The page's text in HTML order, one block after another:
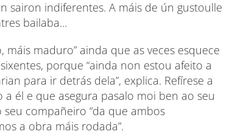
indiferentes. A máis de ún gustoulle
bailaba...
maduro” ainda que as veces esquece
porque “ainda non estou afeito a
para ir detrás dela”, explica. Refírese a
él e que asegura pasalo moi ben ao seu
compañeiro “da que ambos
a obra máis rodada”.